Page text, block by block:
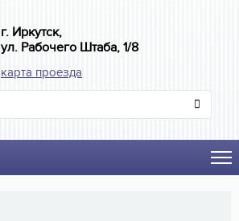
г. Иркутск,
ул. Рабочего Штаба, 1/8
карта проезда